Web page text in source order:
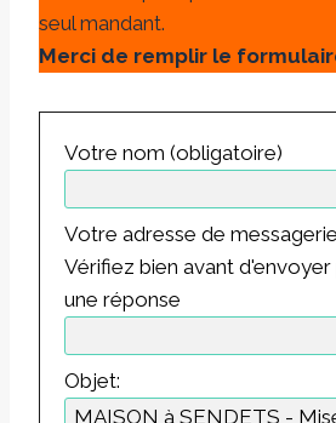
seul mandant.
Merci de remplir le
Votre nom (obligatoire)
Votre adresse de
Vérifiez bien avant
une réponse
Objet: